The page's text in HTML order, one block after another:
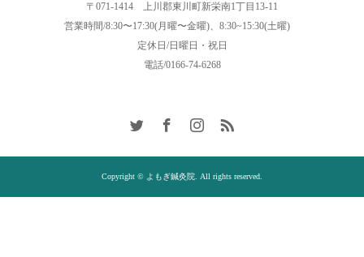
〒071-1414 上川郡東川町新栄南1丁目13-11
営業時間/8:30〜17:30(月曜〜金曜)、8:30~15:30(土曜)
定休日/日曜日・祝日
電話/0166-74-6268
Copyright © よもぎ鍼灸院. All rights reserved.